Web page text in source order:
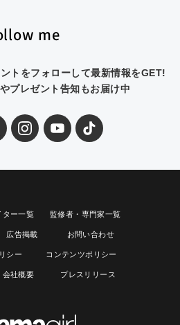
me
トをフォローして最新情報をGET!
プレゼント告知もお届け中
ター一覧 監修者・専門家一覧
広告掲載 お問い合わせ
シー コンテンツポリシー
会社概要 プレスリリース